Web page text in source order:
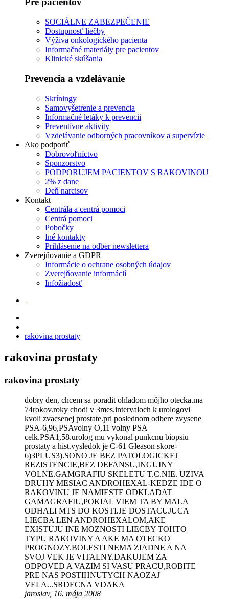
SOCIÁLNE ZABEZPEČENIE
Dostupnosť liečby
Výživa onkologického pacienta
Informačné materiály pre pacientov
Klinické skúšania
Prevencia a vzdelávanie
Skríningy
Samovyšetrenie a prevencia
Informačné letáky k prevencii
Preventívne aktivity
Vzdelávanie odborných pracovníkov a supervízie
Ako podporiť
Dobrovoľníctvo
Sponzorstvo
PODPORUJEM PACIENTOV S RAKOVINOU
2% z dane
Deň narcisov
Kontakt
Centrála a centrá pomoci
Centrá pomoci
Pobočky
Iné kontakty
Prihlásenie na odber newslettera
Zverejňovanie a GDPR
Informácie o ochrane osobných údajov
Zverejňovanie informácií
Infožiadosť
rakovina prostaty
rakovina prostaty
rakovina prostaty
dobry den, chcem sa poradit ohladom môjho otecka.ma
74rokov.roky chodi v 3mes.intervaloch k urologovi
kvoli zvacsenej prostate.pri poslednom odbere zvysene
PSA-6,96,PSAvolny O,11 volny PSA
celk.PSA1,58.urolog mu vykonal punkcnu biopsiu
prostaty a hist.vysledok je C-61 Gleason skore-
6)3PLUS3).SONO JE BEZ PATOLOGICKEJ
REZISTENCIE,BEZ DEFANSU,INGUINY
VOLNE.GAMGRAFIU SKELETU T.C.NIE. UZIVA
DRUHY MESIAC ANDROHEXAL-KEDZE IDE O
RAKOVINU JE NAMIESTE ODKLADAT
GAMAGRAFIU,POKIAL VIEM TA BY MALA
ODHALI MTS DO KOSTI.JE DOSTACUJUCA
LIECBA LEN ANDROHEXALOM,AKE
EXISTUJU INE MOZNOSTI LIECBY TOHTO
TYPU RAKOVINY A AKE MA OTECKO
PROGNOZY.BOLESTI NEMA ZIADNE A NA
SVOJ VEK JE VITALNY.DAKUJEM ZA
ODPOVED A VAZIM SI VASU PRACU,ROBITE
PRE NAS POSTIHNUTYCH NAOZAJ
VELA...SRDECNA VDAKA
jaroslav, 16. mája 2008